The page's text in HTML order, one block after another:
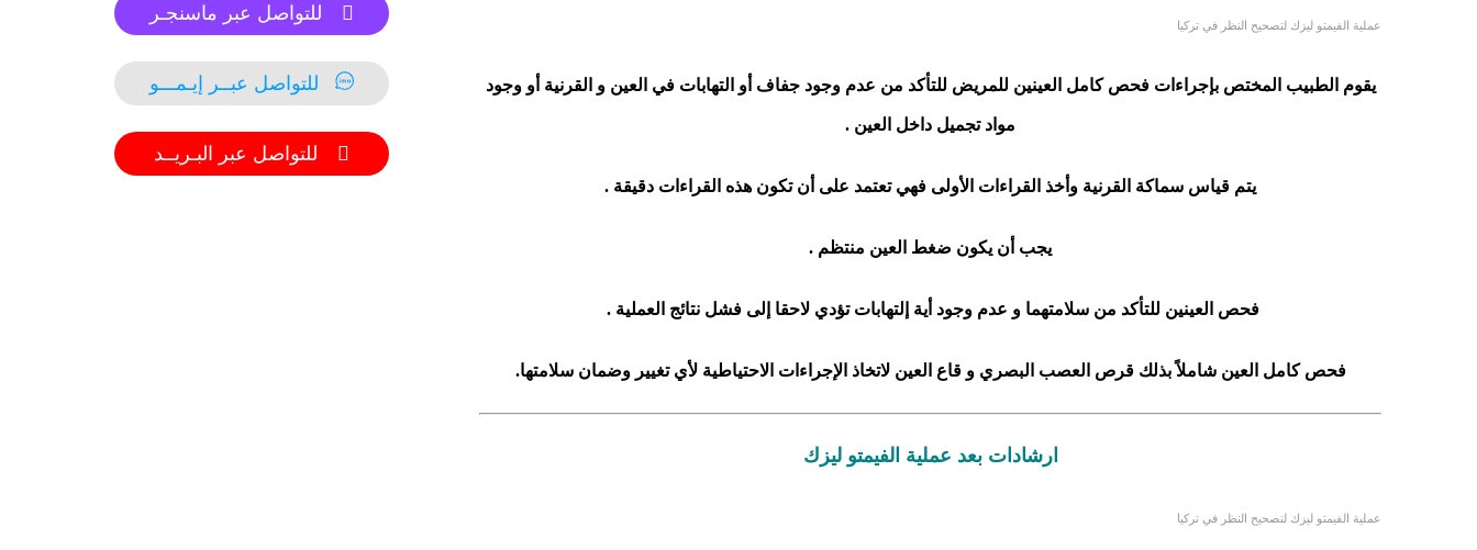
عملية الفيمتو ليزك لتصحيح النظر في تركيا
يقوم الطبيب المختص بإجراءات فحص كامل العينين للمريض للتأكد من عدم وجود جفاف أو التهابات في العين و القرنية أو وجود
مواد تجميل داخل العين .
يتم قياس سماكة القرنية وأخذ القراءات الأولى فهي تعتمد على أن تكون هذه القراءات دقيقة .
يجب أن يكون ضغط العين منتظم .
فحص العينين للتأكد من سلامتهما و عدم وجود أية إلتهابات تؤدي لاحقا إلى فشل نتائج العملية .
فحص كامل العين شاملاً بذلك قرص العصب البصري و قاع العين لاتخاذ الإجراءات الاحتياطية لأي تغيير وضمان سلامتها.
ارشادات بعد عملية الفيمتو ليزك
عملية الفيمتو ليزك لتصحيح النظر في تركيا
للتواصل عبر ماسنجـر
للتواصل عبــر إيـمـــو
للتواصل عبر البـريــد